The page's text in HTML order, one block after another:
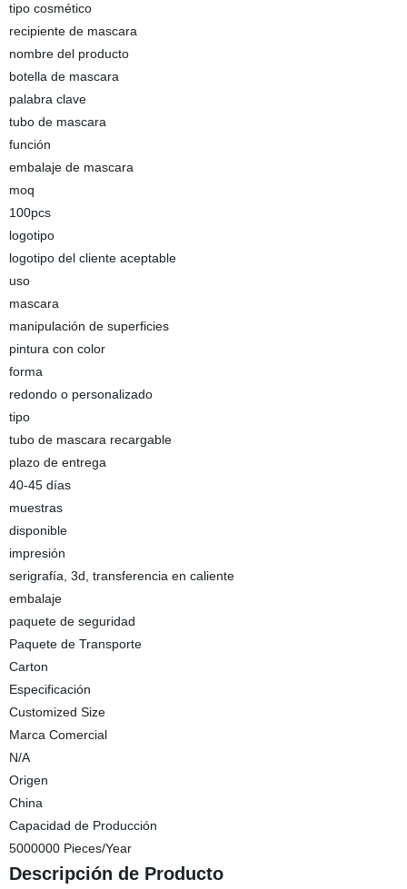
tipo cosmético
recipiente de mascara
nombre del producto
botella de mascara
palabra clave
tubo de mascara
función
embalaje de mascara
moq
100pcs
logotipo
logotipo del cliente aceptable
uso
mascara
manipulación de superficies
pintura con color
forma
redondo o personalizado
tipo
tubo de mascara recargable
plazo de entrega
40-45 días
muestras
disponible
impresión
serigrafía, 3d, transferencia en caliente
embalaje
paquete de seguridad
Paquete de Transporte
Carton
Especificación
Customized Size
Marca Comercial
N/A
Origen
China
Capacidad de Producción
5000000 Pieces/Year
Descripción de Producto